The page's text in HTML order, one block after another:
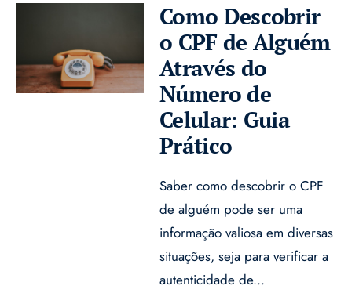
Como Descobrir
o CPF de Alguém
Através do
Número de
Celular: Guia
Prático
Saber como descobrir o CPF
de alguém pode ser uma
informação valiosa em diversas
situações, seja para verificar a
autenticidade de...